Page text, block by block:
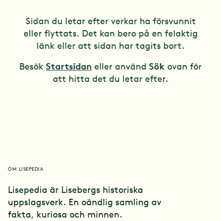
Platser
Händelser
Sidan du letar efter verkar ha försvunnit
eller flyttats. Det kan bero på en felaktig
länk eller att sidan har tagits bort.
Besök Startsidan eller använd Sök ovan för
att hitta det du letar efter.
OM LISEPEDIA
Lisepedia är Lisebergs historiska
uppslagsverk. En oändlig samling av
fakta, kuriosa och minnen.